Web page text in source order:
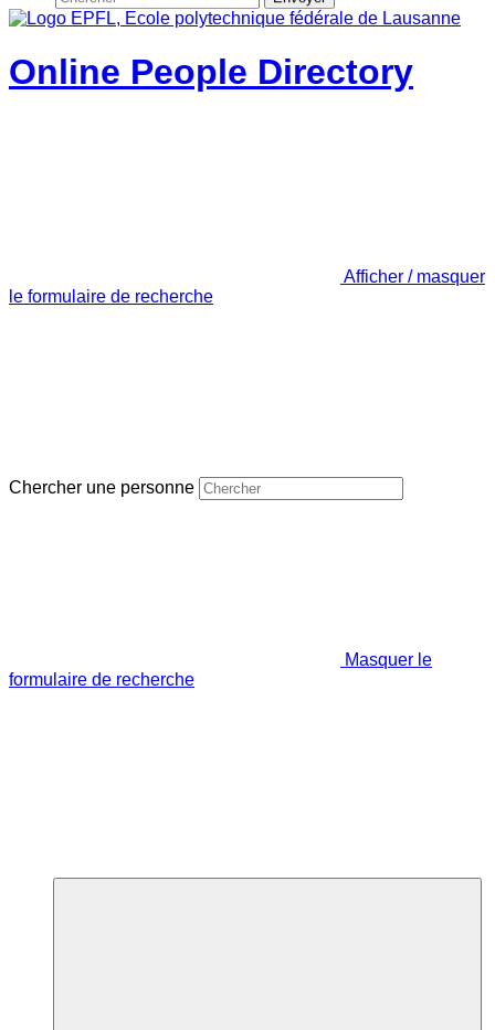
Online People Directory
Afficher / masquer
le formulaire de recherche
Chercher une personne
Masquer le
formulaire de recherche